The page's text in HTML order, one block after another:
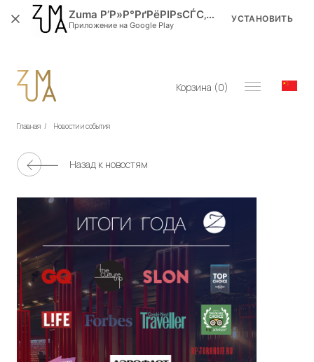
Корзина (0)
Главная / Новости и события
Назад к новостям
Zuma Р’Р»Р°РґРёРІРѕСЃС‚РѕРє
Приложение на Google Play
УСТАНОВИТЬ